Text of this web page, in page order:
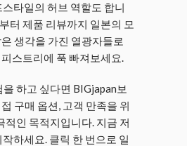
타일의 허브 역할도 합니
터 제품 리뷰까지 일본의 모
생각을 가진 열광자들로
스트리에 푹 빠져보세요.
하고 싶다면 BIGjapan보
구매 옵션, 고객 만족을 위
적인 목적지입니다. 지금 저
하세요. 클릭 한 번으로 일